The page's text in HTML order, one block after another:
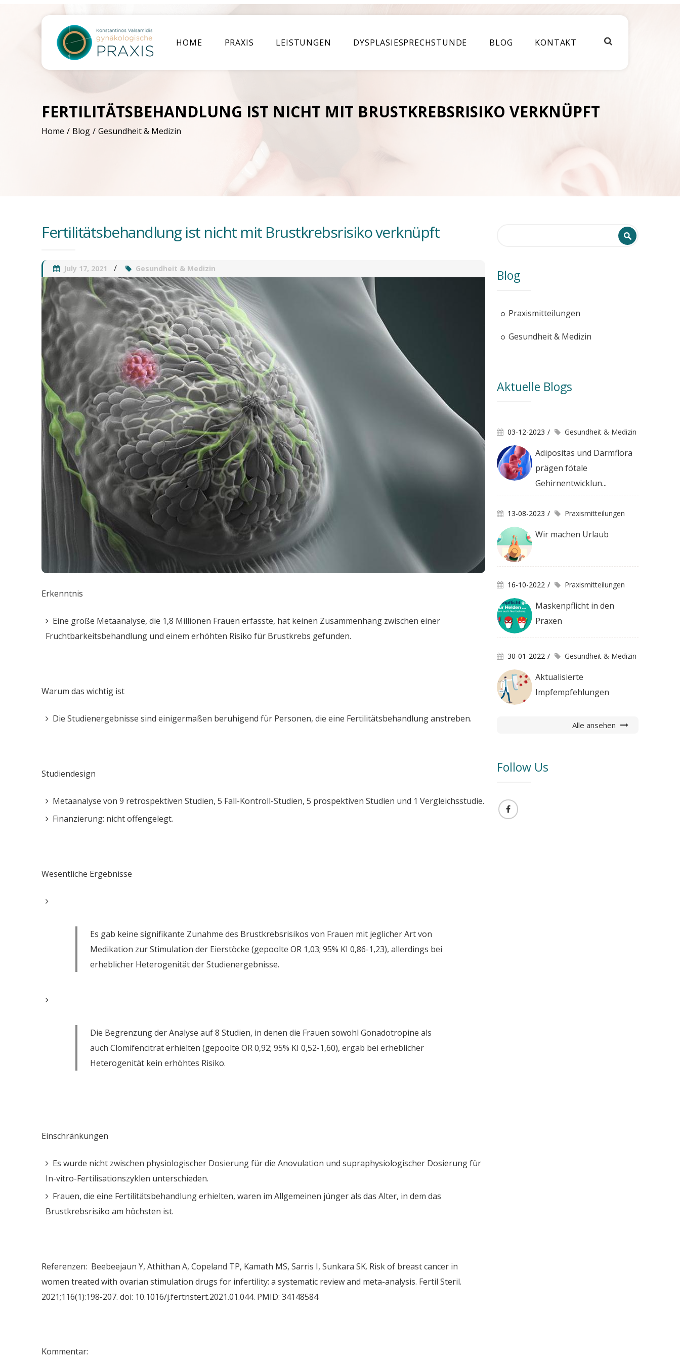
content
HOME PRAXIS LEISTUNGEN DYSPLASIESPRECHSTUNDE BLOG KONTAKT
FERTILITÄTSBEHANDLUNG IST NICHT MIT BRUSTKREBSRISIKO VERKNÜPFT
Home Blog Gesundheit & Medizin
Fertilitätsbehandlung ist nicht mit Brustkrebsrisiko verknüpft
July 17, 2021 Gesundheit & Medizin
Erkenntnis
Eine große Metaanalyse, die 1,8 Millionen Frauen erfasste, hat keinen Zusammenhang zwischen einer
Fruchtbarkeitsbehandlung und einem erhöhten Risiko für Brustkrebs gefunden.
Warum das wichtig ist
Die Studienergebnisse sind einigermaßen beruhigend für Personen, die eine Fertilitätsbehandlung anstreben.
Studiendesign
Metaanalyse von 9 retrospektiven Studien, 5 Fall-Kontroll-Studien, 5 prospektiven Studien und 1 Vergleichsstudie.
Finanzierung: nicht offengelegt.
Wesentliche Ergebnisse
Es gab keine signifikante Zunahme des Brustkrebsrisikos von Frauen mit jeglicher Art von
Medikation zur Stimulation der Eierstöcke (gepoolte OR 1,03; 95% KI 0,86-1,23), allerdings bei
erheblicher Heterogenität der Studienergebnisse.
Die Begrenzung der Analyse auf 8 Studien, in denen die Frauen sowohl Gonadotropine als
auch Clomifencitrat erhielten (gepoolte OR 0,92; 95% KI 0,52-1,60), ergab bei erheblicher
Heterogenität kein erhöhtes Risiko.
Einschränkungen
Es wurde nicht zwischen physiologischer Dosierung für die Anovulation und supraphysiologischer Dosierung für
In-vitro-​Fertilisationszyklen unterschieden.
Frauen, die eine Fertilitätsbehandlung erhielten, waren im Allgemeinen jünger als das Alter, in dem das
Brustkrebsrisiko am höchsten ist.
Referenzen: Beebeejaun Y, Athithan A, Copeland TP, Kamath MS, Sarris I, Sunkara SK. Risk of breast cancer in
women treated with ovarian stimulation drugs for infertility: a systematic review and meta-analysis. Fertil Steril.
2021;116(1):198-207. doi: 10.1016/j.fertnstert.2021.01.044. PMID: 34148584
Kommentar:
Blog
Praxismitteilungen
Gesundheit & Medizin
Aktuelle Blogs
03-12-2023 Gesundheit & Medizin
Adipositas und Darmflora
prägen fötale
Gehirnentwicklun...
13-08-2023 Praxismitteilungen
Wir machen Urlaub
16-10-2022 Praxismitteilungen
Maskenpflicht in den
Praxen
30-01-2022 Gesundheit & Medizin
Aktualisierte
Impfempfehlungen
Alle ansehen
Follow Us